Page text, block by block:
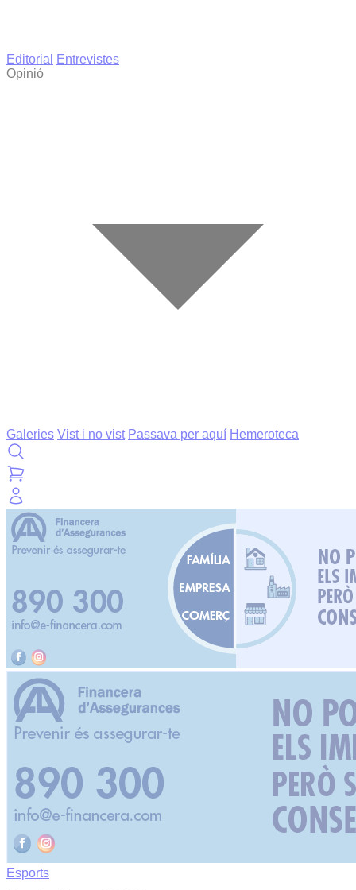
Editorial
Entrevistes
Opinió
Galeries Vist i no vist Passava per aquí Hemeroteca
Esports